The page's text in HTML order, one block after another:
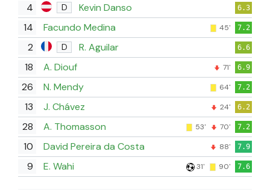
4 D Kevin Danso 6.3
14 Facundo Medina 45' 7.2
2 D R. Aguilar 6.6
18 A. Diouf 71' 6.9
26 N. Mendy 64' 7.2
13 J. Chávez 24' 6.2
28 A. Thomasson 53' 70' 7.2
10 David Pereira da Costa 88' 7.9
9 E. Wahi 31' 90' 7.6